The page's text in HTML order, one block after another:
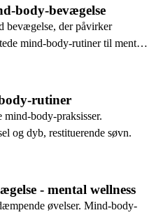
body-bevægelse
bevægelse, der påvirker
mind-body-rutiner til mental
rutiner
body-praksisser.
og dyb, restituerende søvn.
- mental wellness
øvelser. Mind-body-